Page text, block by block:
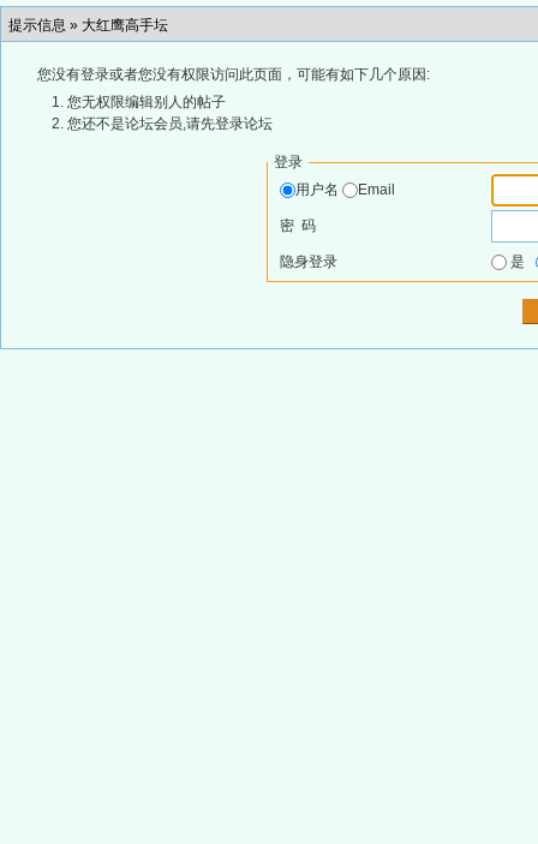
提示信息 » 大红鹰高手坛
您没有登录或者您没有权限访问此页面，可能有如下几个原因:
您无权限编辑别人的帖子
您还不是论坛会员,请先登录论坛
登录
用户名
Email
密 码
隐身登录 是